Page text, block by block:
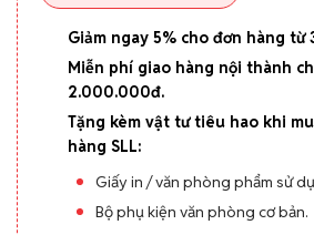
Giảm ngay 5% cho đơn hàng
Miễn phí giao hàng nội thành
2.000.000đ.
Tặng kèm vật tư tiêu hao khi
hàng SLL:
Giấy in / văn phòng phẩm sử
Bộ phụ kiện văn phòng cơ bản.